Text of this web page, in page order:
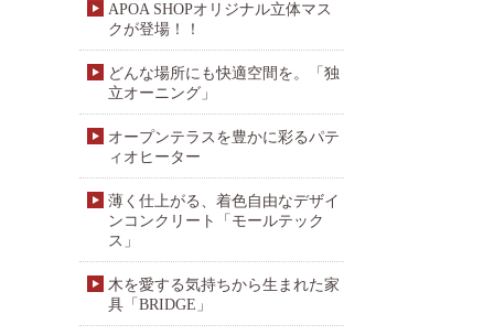
APOA SHOPオリジナル立体マス
クが登場！！
どんな場所にも快適空間を。「独
立オーニング」
オープンテラスを豊かに彩るパテ
ィオヒーター
薄く仕上がる、着色自由なデザイ
ンコンクリート「モールテック
ス」
木を愛する気持ちから生まれた家
具「BRIDGE」